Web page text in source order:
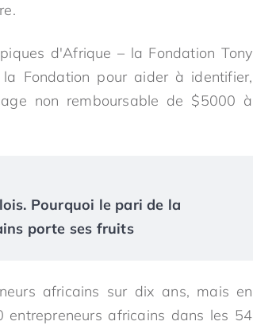
d'Afrique – la Fondation Tony
Fondation pour aider à identifier,
non remboursable de $5000 à
Pourquoi le pari de la
porte ses fruits
africains sur dix ans, mais en
africains dans les 54